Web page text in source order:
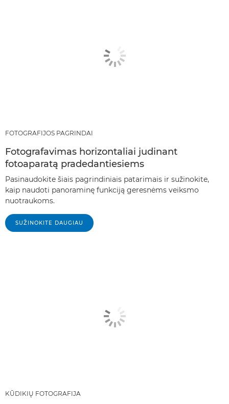
FOTOGRAFIJOS PAGRINDAI
Fotografavimas horizontaliai judinant
fotoaparatą pradedantiesiems
Pasinaudokite šiais pagrindiniais patarimais ir sužinokite,
kaip naudoti panoraminę funkciją geresnėms veiksmo
nuotraukoms.
SUŽINOKITE DAUGIAU
KŪDIKIŲ FOTOGRAFIJA